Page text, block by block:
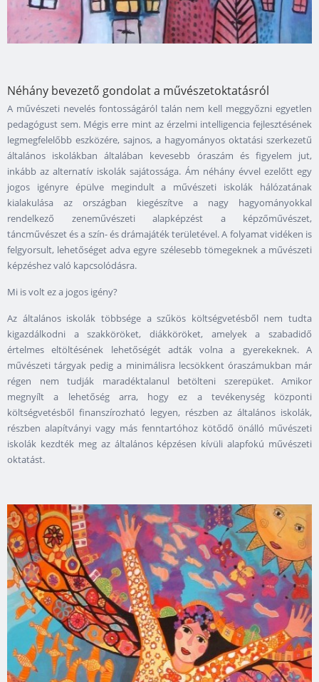
Néhány bevezető gondolat a művészetoktatásról
A művészeti nevelés fontosságáról talán nem kell meggyőzni egyetlen
pedagógust sem. Mégis erre mint az érzelmi intelligencia fejlesztésének
legmegfelelőbb eszközére, sajnos, a hagyományos oktatási szerkezetű
általános iskolákban általában kevesebb óraszám és figyelem jut,
inkább az alternatív iskolák sajátossága. Ám néhány évvel ezelőtt egy
jogos igényre épülve megindult a művészeti iskolák hálózatának
kialakulása az országban kiegészítve a nagy hagyományokkal
rendelkező zeneművészeti alapképzést a képzőművészet,
táncművészet és a szín- és drámajáték területével. A folyamat vidéken is
felgyorsult, lehetőséget adva egyre szélesebb tömegeknek a művészeti
képzéshez való kapcsolódásra.
Mi is volt ez a jogos igény?
Az általános iskolák többsége a szűkös költségvetésből nem tudta
kigazdálkodni a szakköröket, diákköröket, amelyek a szabadidő
értelmes eltöltésének lehetőségét adták volna a gyerekeknek. A
művészeti tárgyak pedig a minimálisra lecsökkent óraszámukban már
régen nem tudják maradéktalanul betölteni szerepüket. Amikor
megnyílt a lehetőség arra, hogy ez a tevékenység központi
költségvetésből finanszírozható legyen, részben az általános iskolák,
részben alapítványi vagy más fenntartóhoz kötődő önálló művészeti
iskolák kezdték meg az általános képzésen kívüli alapfokú művészeti
oktatást.